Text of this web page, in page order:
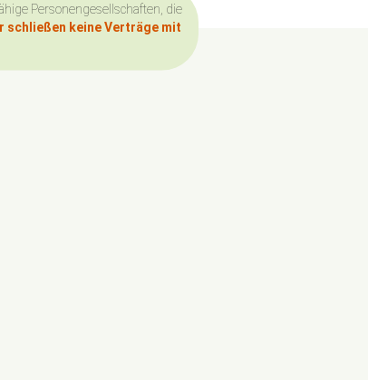
Personengesellschaften, die
schließen keine Verträge mit